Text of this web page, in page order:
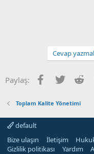
Cevap
Paylaş: Facebook
Twitter
Toplam Kalite Yönetimi
default
Bize ulaşın
İletişim
Gizlilik politikası
Yardım